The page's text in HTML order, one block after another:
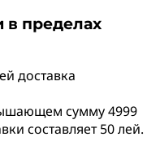
в пределах
доставка
сумму 4999
составляет 50 лей.